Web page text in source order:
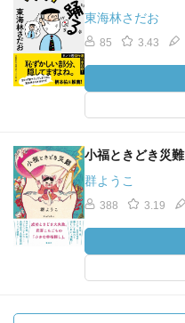
東海林さだお
85 3.43
小福ときどき災難
群ようこ
388 3.19